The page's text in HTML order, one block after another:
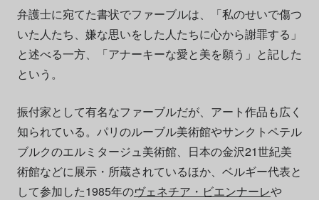
弁護士に宛てた書状でファーブルは、「私のせいで傷つ
いた人たち、嫌な思いをした人たちに心から謝罪する」
と述べる一方、「アナーキーな愛と美を願う」と記した
という。
振付家として有名なファーブルだが、アート作品も広く
知られている。パリのルーブル美術館やサンクトペテル
ブルクのエルミタージュ美術館、日本の金沢21世紀美
術館などに展示・所蔵されているほか、ベルギー代表と
して参加した1985年のヴェネチア・ビエンナーレや